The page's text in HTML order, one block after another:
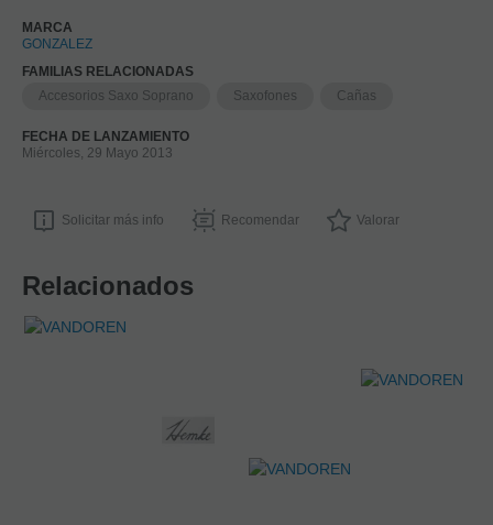
MARCA
GONZALEZ
FAMILIAS RELACIONADAS
Accesorios Saxo Soprano
Saxofones Cañas
FECHA DE LANZAMIENTO
Miércoles, 29 Mayo 2013
Solicitar más info Recomendar Valorar
Relacionados